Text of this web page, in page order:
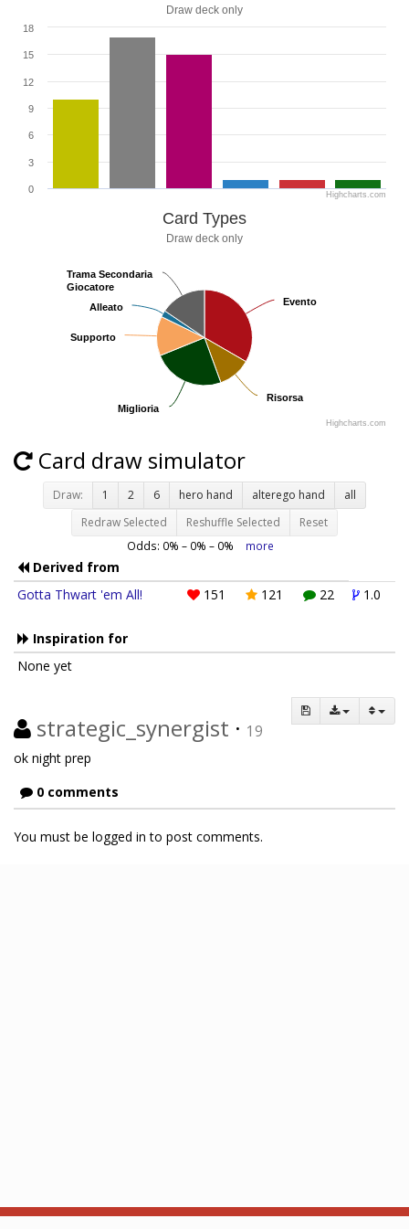
Draw deck only
0
3
6
9
12
15
18
Highcharts.com
Card Types
Draw deck only
Evento
Evento
Risorsa
Risorsa
Miglioria
Miglioria
Supporto
Supporto
Alleato
Alleato
Trama Secondaria
Giocatore
Trama Secondaria
Giocatore
Highcharts.com
Card draw simulator
Draw: 1 2 6 hero hand alterego hand
all
Redraw Selected
Reshuffle Selected Reset
Odds: 0% – 0% – 0% more
Derived from
Gotta Thwart 'em All!
151 121 22 1.0
Inspiration for
None yet
strategic_synergist · 19
ok night prep
0 comments
You must be logged in to post comments.